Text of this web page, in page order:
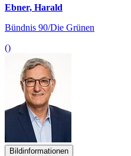
Ebner, Harald
Bündnis 90/Die Grünen
()
Bildinformationen